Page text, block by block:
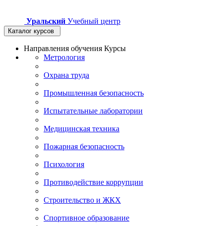
Уральский Учебный центр
Каталог курсов
Направления обучения Курсы
Метрология
Охрана труда
Промышленная безопасность
Испытательные лаборатории
Медицинская техника
Пожарная безопасность
Психология
Противодействие коррупции
Строительство и ЖКХ
Спортивное образование